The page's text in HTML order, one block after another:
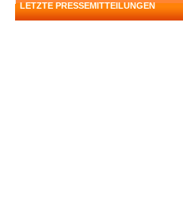
LETZTE PRESSEMITTEILUNGEN